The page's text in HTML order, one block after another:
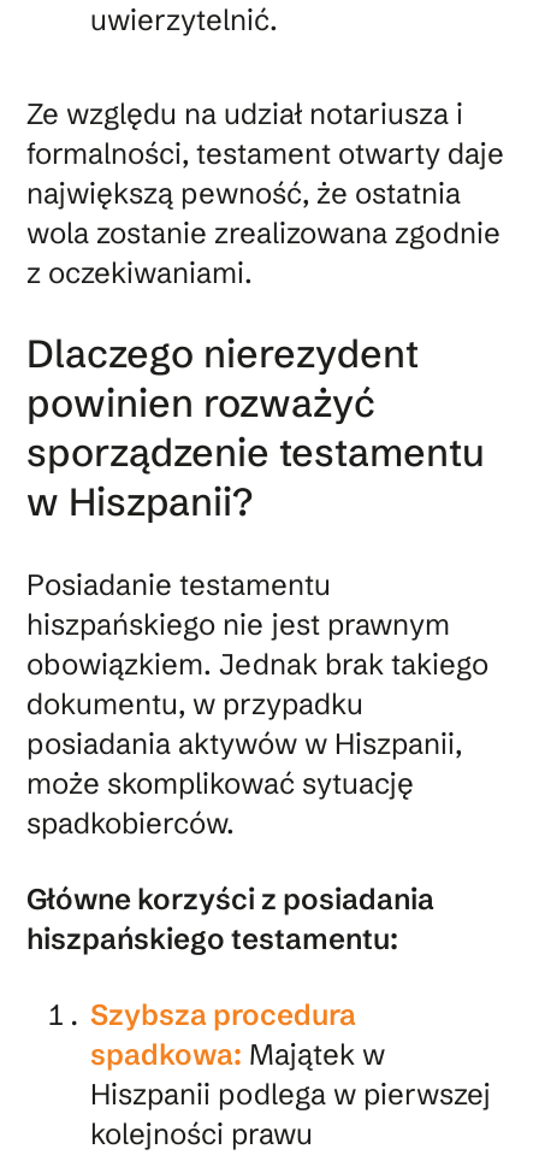
uwierzytelnić.
Ze względu na udział notariusza i
formalności, testament otwarty daje
największą pewność, że ostatnia
wola zostanie zrealizowana zgodnie
z oczekiwaniami.
Dlaczego nierezydent
powinien rozważyć
sporządzenie testamentu
w Hiszpanii?
Posiadanie testamentu
hiszpańskiego nie jest prawnym
obowiązkiem. Jednak brak takiego
dokumentu, w przypadku
posiadania aktywów w Hiszpanii,
może skomplikować sytuację
spadkobierców.
Główne korzyści z posiadania
hiszpańskiego testamentu:
Szybsza procedura
spadkowa: Majątek w
Hiszpanii podlega w pierwszej
kolejności prawu